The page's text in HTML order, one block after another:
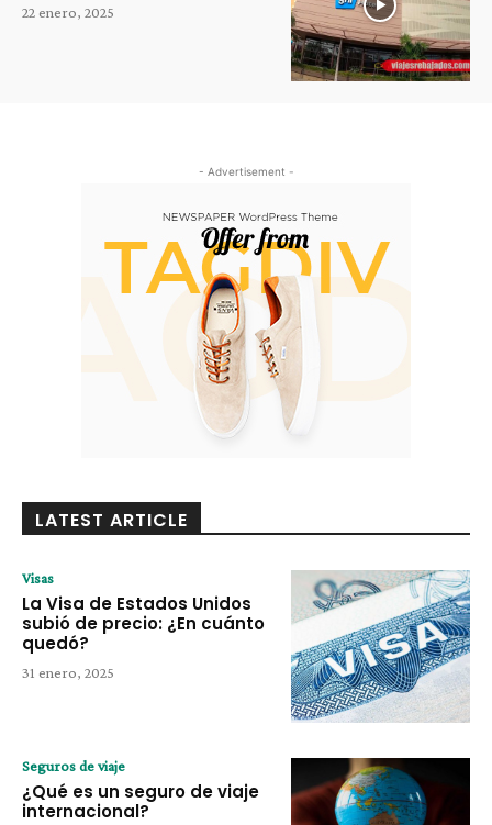
22 enero, 2025
- Advertisement -
LATEST ARTICLE
Visas
La Visa de Estados Unidos
subió de precio: ¿En cuánto
quedó?
31 enero, 2025
Seguros de viaje
¿Qué es un seguro de viaje
internacional?